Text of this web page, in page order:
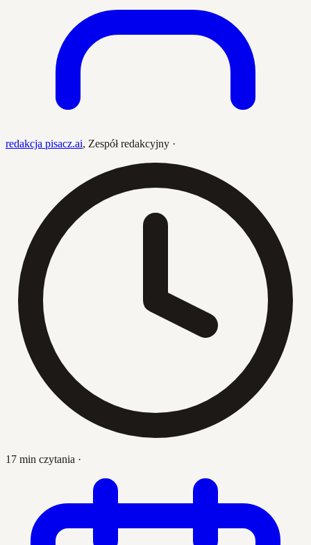
redakcja pisacz.ai, Zespół redakcyjny ·
17 min czytania ·